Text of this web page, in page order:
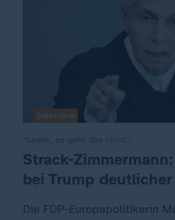
:Strack-
bei Trump
Die FDP-Europapolitikerin
Interview